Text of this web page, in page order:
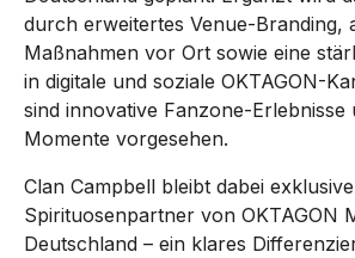
durch erweitertes Venue-Branding,
Maßnahmen vor Ort sowie eine
in digitale und soziale OKTAGON-
sind innovative Fanzone-Erlebnisse
Momente vorgesehen.
Clan Campbell bleibt dabei
Spirituosenpartner von OKTAGON
Deutschland – ein klares